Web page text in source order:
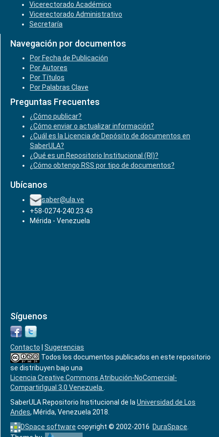
Vicerectorado Académico
Vicerectorado Administrativo
Secretaría
Navegación por documentos
Por Fecha de Publicación
Por Autores
Por Títulos
Por Palabras Clave
Preguntas Frecuentes
¿Cómo publicar?
¿Cómo enviar o actualizar información?
¿Cuál es la Licencia de Depósito de documentos en
SaberULA?
¿Qué es un Repositorio Institucional (RI)?
¿Cómo obtengo RSS por tipo de documentos?
Ubícanos
saber@ula.ve
+58-0274-240.23.43
Mérida - Venezuela
Síguenos
Contacto
Sugerencias
Todos los documentos publicados en este repositorio
se distribuyen bajo una
Licencia Creative Commons Atribución-NoComercial-
CompartirIgual 3.0 Venezuela
SaberULA Repositorio Institucional de la Universidad de Los
Andes, Mérida, Venezuela 2018.
DSpace software copyright © 2002-2016 DuraSpace